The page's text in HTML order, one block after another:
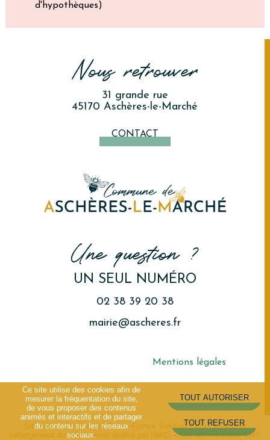
d'hypothèques)
Nous retrouver
31 grande rue
45170 Aschères-le-Marché
CONTACT
Une question ?
UN SEUL NUMÉRO
02 38 39 20 38
mairie@ascheres.fr
Mentions légales
Site commercialisé par Centre France Solution Pro-Création et
hébergement du site Internet réalisé par Net15-Site administrable CMS
Ce site utilise des cookies afin de
mesurer la fréquentation du site,
de vous proposer des contenus
animés et interactifs et de partager
du contenu sur les réseaux
sociaux.